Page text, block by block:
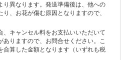
り異なります。発送準備後は、他への
、お花が傷む原因となりますので、
キャンセル料をお支払いいただいて
りますので、お問合せください。こ
合算した金額となります（いずれも税